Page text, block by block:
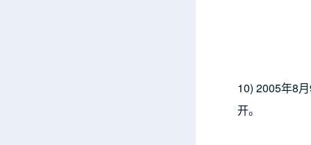
10) 2005年8
开。